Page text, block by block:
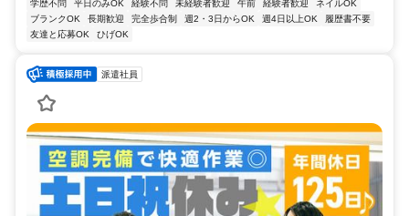
学歴不問
平日のみOK 経験不問 未経験者歓迎 午前 経験者歓迎
ネイルOK
ブランクOK
長期歓迎 完全歩合制 週2・3日からOK 週4日以上OK
履歴書不要
友達と応募OK
ひげOK
派遣社員